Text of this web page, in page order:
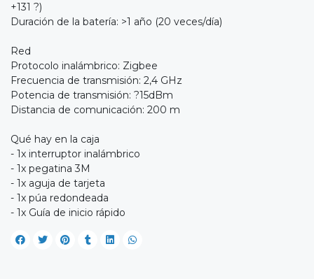
+131 ?)
Duración de la batería: >1 año (20 veces/día)
Red
Protocolo inalámbrico: Zigbee
Frecuencia de transmisión: 2,4 GHz
Potencia de transmisión: ?15dBm
Distancia de comunicación: 200 m
Qué hay en la caja
- 1x interruptor inalámbrico
- 1x pegatina 3M
- 1x aguja de tarjeta
- 1x púa redondeada
- 1x Guía de inicio rápido